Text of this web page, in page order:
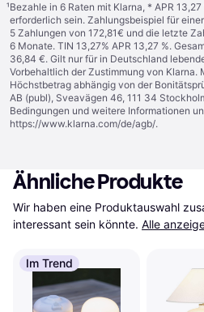
¹Bezahle in 6 Raten mit Klarna, * APR
erforderlich sein. Zahlungsbeispiel für
5 Zahlungen von 172,81€ und die letzte
6 Monate. TIN 13,27% APR 13,27 %.
36,84 €. Gilt nur für in Deutschland
Vorbehaltlich der Zustimmung von Klarna.
Höchstbetrag abhängig von der
AB (publ), Sveavägen 46, 111 34
Bedingungen und weitere Informationen
https://www.klarna.com/de/agb/.
Ähnliche Produkte
Wir haben eine Produktauswahl
interessant sein könnte. Alle
Im Trend